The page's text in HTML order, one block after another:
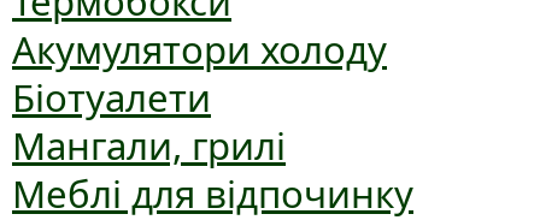
Акумулятори холоду
Біотуалети
Мангали, грилі
Меблі для відпочинку